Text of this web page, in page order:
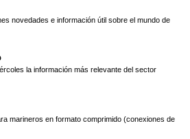
novedades e información útil sobre el mundo de
la información más relevante del sector
marineros en formato comprimido (conexiones de